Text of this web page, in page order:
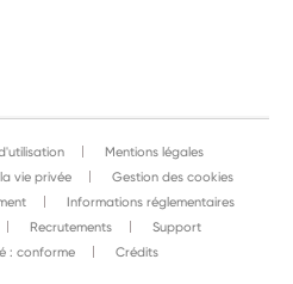
Mentions légales
vie privée
Gestion des cookies
Informations réglementaires
Recrutements
Support
: conforme
Crédits